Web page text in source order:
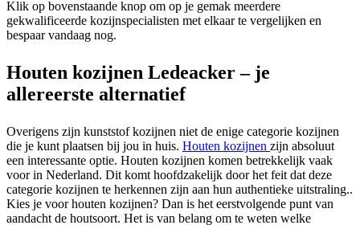
Klik op bovenstaande knop om op je gemak meerdere
gekwalificeerde kozijnspecialisten met elkaar te vergelijken en
bespaar vandaag nog.
Houten kozijnen Ledeacker – je
allereerste alternatief
Overigens zijn kunststof kozijnen niet de enige categorie kozijnen
die je kunt plaatsen bij jou in huis. Houten kozijnen zijn absoluut
een interessante optie. Houten kozijnen komen betrekkelijk vaak
voor in Nederland. Dit komt hoofdzakelijk door het feit dat deze
categorie kozijnen te herkennen zijn aan hun authentieke uitstraling..
Kies je voor houten kozijnen? Dan is het eerstvolgende punt van
aandacht de houtsoort. Het is van belang om te weten welke